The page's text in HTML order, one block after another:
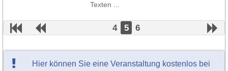
Texten ...
4 5 6
Hier können Sie eine Veranstaltung kostenlos bei